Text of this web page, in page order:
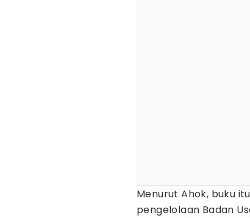
Menurut Ahok, buku
pengelolaan Badan